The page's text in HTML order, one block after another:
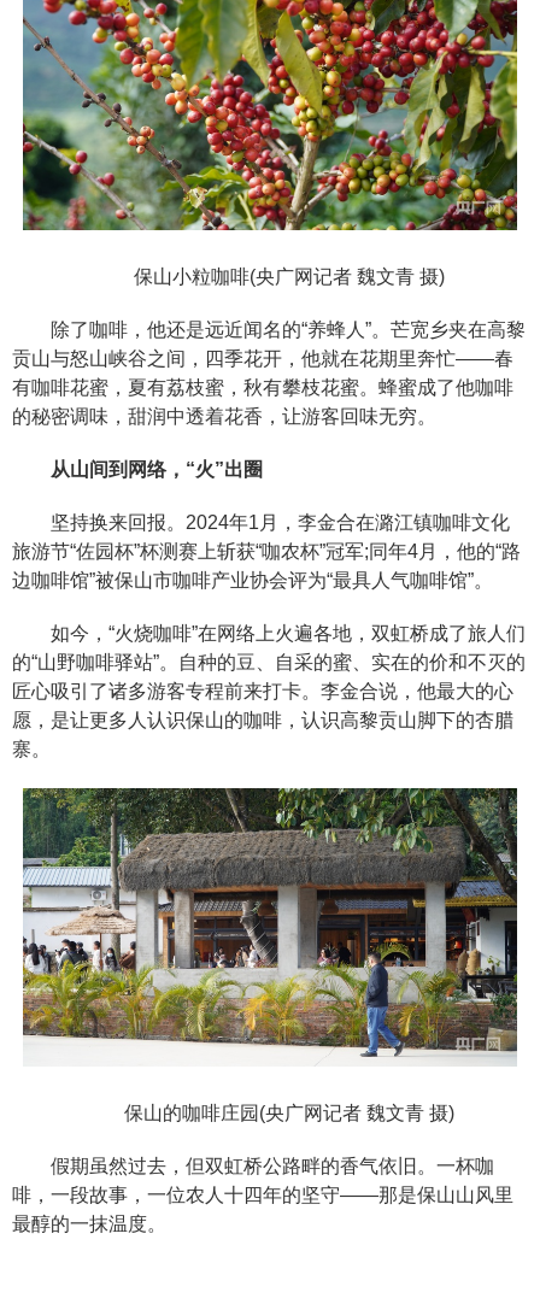
保山小粒咖啡(央广网记者 魏文青 摄)
除了咖啡，他还是远近闻名的“养蜂人”。芒宽乡夹在高黎
贡山与怒山峡谷之间，四季花开，他就在花期里奔忙——春
有咖啡花蜜，夏有荔枝蜜，秋有攀枝花蜜。蜂蜜成了他咖啡
的秘密调味，甜润中透着花香，让游客回味无穷。
从山间到网络，“火”出圈
坚持换来回报。2024年1月，李金合在潞江镇咖啡文化
旅游节“佐园杯”杯测赛上斩获“咖农杯”冠军;同年4月，他的“路
边咖啡馆”被保山市咖啡产业协会评为“最具人气咖啡馆”。
如今，“火烧咖啡”在网络上火遍各地，双虹桥成了旅人们
的“山野咖啡驿站”。自种的豆、自采的蜜、实在的价和不灭的
匠心吸引了诸多游客专程前来打卡。李金合说，他最大的心
愿，是让更多人认识保山的咖啡，认识高黎贡山脚下的杏腊
寨。
保山的咖啡庄园(央广网记者 魏文青 摄)
假期虽然过去，但双虹桥公路畔的香气依旧。一杯咖
啡，一段故事，一位农人十四年的坚守——那是保山山风里
最醇的一抹温度。